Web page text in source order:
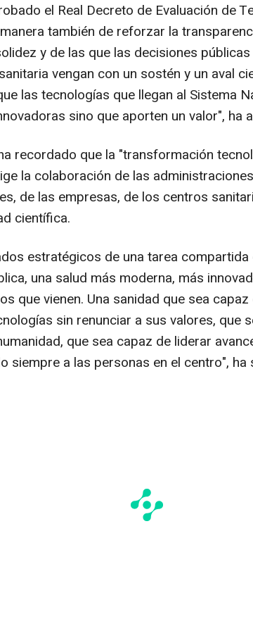
el Real Decreto de Evaluación de
también de reforzar la
y de las que las decisiones
vengan con un sostén y un aval
las tecnologías que llegan al Sistema
sino que aporten un valor", ha
recordado que la "transformación
la colaboración de las
de las empresas, de los centros
científica.
estratégicos de una tarea
una salud más moderna, más
que vienen. Una sanidad que sea
sin renunciar a sus valores, que
que sea capaz de liderar
siempre a las personas en el centro", ha